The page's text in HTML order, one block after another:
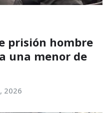
prisión hombre
una menor de
2026